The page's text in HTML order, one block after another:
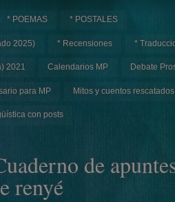
* POEMAS * POSTALES
2025) * Recensiones *
2021 Calendarios MP Debate
para MP Mitos y cuentos rescatados
con posts
de
renyé